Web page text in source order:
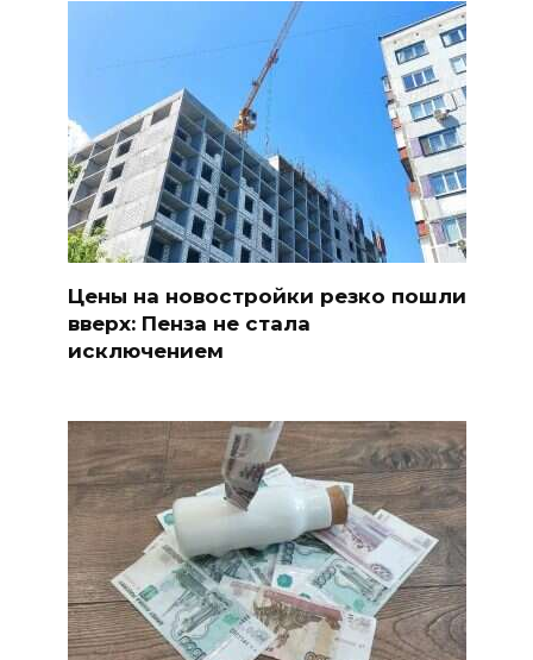
Цены на новостройки резко пошли
вверх: Пенза не стала
исключением